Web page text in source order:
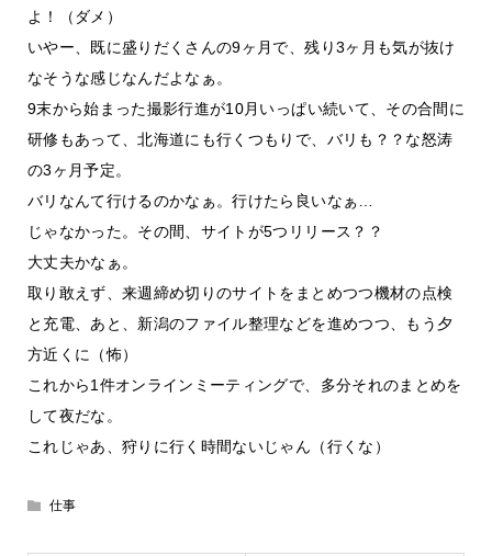
よ！（ダメ）
いやー、既に盛りだくさんの9ヶ月で、残り3ヶ月も気が抜け
なそうな感じなんだよなぁ。
9末から始まった撮影行進が10月いっぱい続いて、その合間に
研修もあって、北海道にも行くつもりで、バリも？？な怒涛
の3ヶ月予定。
バリなんて行けるのかなぁ。行けたら良いなぁ…
じゃなかった。その間、サイトが5つリリース？？
大丈夫かなぁ。
取り敢えず、来週締め切りのサイトをまとめつつ機材の点検
と充電、あと、新潟のファイル整理などを進めつつ、もう夕
方近くに（怖）
これから1件オンラインミーティングで、多分それのまとめを
して夜だな。
これじゃあ、狩りに行く時間ないじゃん（行くな）
仕事